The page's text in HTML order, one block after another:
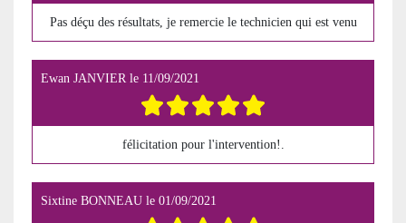
Pas déçu des résultats, je remercie le technicien qui est venu
Ewan JANVIER le 11/09/2021
félicitation pour l'intervention!.
Sixtine BONNEAU le 01/09/2021